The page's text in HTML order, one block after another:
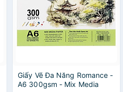
Giấy Vẽ Đa Năng Romance -
A6 300gsm - Mix Media